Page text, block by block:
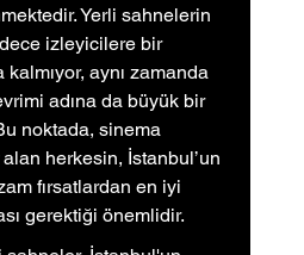
Yerli sahnelerin
izleyicilere bir
aynı zamanda
adına da büyük bir
noktada, sinema
herkesin, İstanbul’un
fırsatlardan en iyi
gerektiği önemlidir.